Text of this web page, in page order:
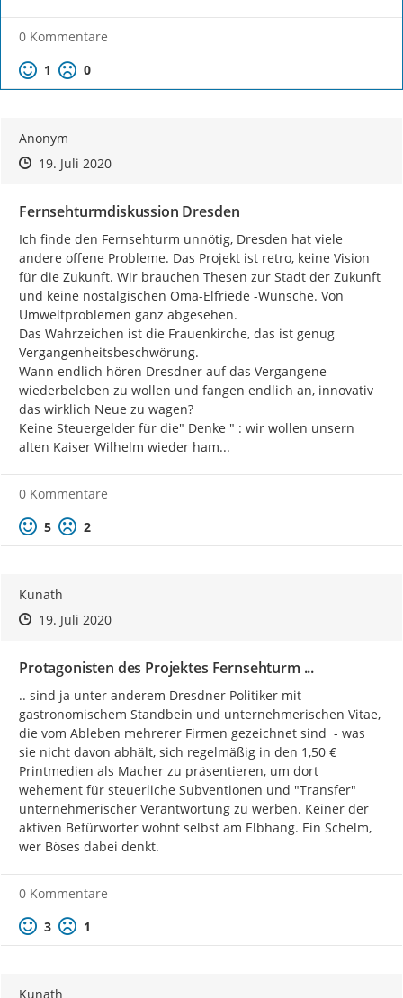
0 Kommentare
Positive Bewertung
1 Negative Bewertung
0
Anonym
Zeitpunkt des Erstellens
Zeitpunkt des Erstellens
19. Juli 2020Zur Äußerung
Fernsehturmdiskussion Dresden
Ich finde den Fernsehturm unnötig, Dresden hat viele
andere offene Probleme. Das Projekt ist retro, keine Vision
für die Zukunft. Wir brauchen Thesen zur Stadt der Zukunft
und keine nostalgischen Oma-Elfriede -Wünsche. Von
Umweltproblemen ganz abgesehen.
Das Wahrzeichen ist die Frauenkirche, das ist genug
Vergangenheitsbeschwörung.
Wann endlich hören Dresdner auf das Vergangene
wiederbeleben zu wollen und fangen endlich an, innovativ
das wirklich Neue zu wagen?
Keine Steuergelder für die" Denke " : wir wollen unsern
alten Kaiser Wilhelm wieder ham...
0 Kommentare
Positive Bewertung
5 Negative Bewertung
2
Kunath
Zeitpunkt des Erstellens
Zeitpunkt des Erstellens
19. Juli 2020Zur Äußerung
Protagonisten des Projektes Fernsehturm ...
.. sind ja unter anderem Dresdner Politiker mit
gastronomischem Standbein und unternehmerischen Vitae,
die vom Ableben mehrerer Firmen gezeichnet sind  - was
sie nicht davon abhält, sich regelmäßig in den 1,50 €
Printmedien als Macher zu präsentieren, um dort
wehement für steuerliche Subventionen und "Transfer"
unternehmerischer Verantwortung zu werben. Keiner der
aktiven Befürworter wohnt selbst am Elbhang. Ein Schelm,
wer Böses dabei denkt.
0 Kommentare
Positive Bewertung
3 Negative Bewertung
1
Kunath